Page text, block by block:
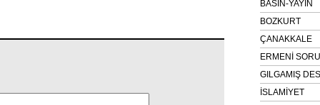
BASIN-YAYIN
BOZKURT
ÇANAKKALE
ERMENİ
GILGAMIŞ
İSLAMİYET